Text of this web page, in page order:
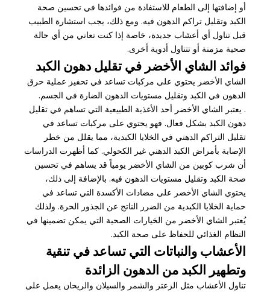
أو إضافتها إلى الطعام للاستفادة من فوائدها في تحسين صحة
الكبد وتقليل تراكم الدهون فيه. ومع ذلك، يجب استشارة الطبيب
قبل تناول أي أعشاب جديدة، خاصة إذا كنت تعاني من أي حالة
صحية مزمنة أو تتناول أدوية أخرى.
فوائد الشاي الأخضر في تقليل دهون الكبد
الشاي الأخضر يحتوي على مركبات تساعد في تحفيز عملية حرق
الدهون في الكبد وتقليل مستويات الدهون الضارة في الجسم.
. يعتبر الشاي الأخضر أحد الأغذية الطبيعية التي تساهم في تقليل
دهون الكبد بشكل فعال. فهو يحتوي على مركبات تساعد في
تقليل التراكم الدهني في الخلايا الكبدية، مما يقلل من خطر
الإصابة بأمراض الكبد الدهني غير الكحولي. كما أظهرت الدراسات
أن شرب كوبين من الشاي الأخضر يومياً قد يساهم في تحسين
صحة الكبد وتقليل مستويات الدهون فيه. بالإضافة إلى ذلك،
يحتوي الشاي الأخضر على مضادات الأكسدة التي تساعد في
حماية الخلايا الكبدية من الضرر الناتج عن الجذور الحرة. ولذلك
يُعتبر الشاي الأخضر من الخيارات الصحية التي يمكن تضمينها في
النظام الغذائي للحفاظ على صحة الكبد.
الأعشاب والنباتات التي تساعد في تنقية
وتطهير الكبد من الدهون الزائدة
تناول الأعشاب مثل الزعتر والشمر والسيلان والريحان يعمل على